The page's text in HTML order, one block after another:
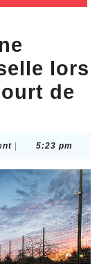
lors
de
5:23 pm